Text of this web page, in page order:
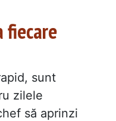
fiecare
sunt
zilele
să aprinzi